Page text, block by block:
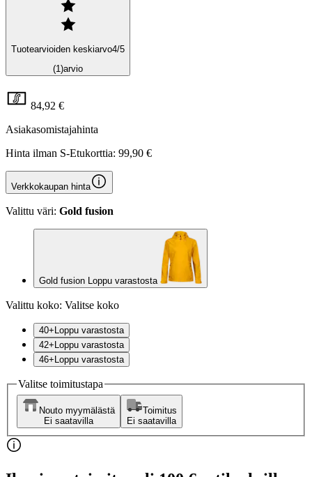
Tuotearvioiden keskiarvo4/5
(1)arvio
84,92 €
Asiakasomistajahinta
Hinta ilman S-Etukorttia: 99,90 €
Verkkokaupan hinta
Valittu väri: Gold fusion
Gold fusion Loppu varastosta
Valittu koko: Valitse koko
40+ Loppu varastosta
42+ Loppu varastosta
46+ Loppu varastosta
Valitse toimitustapa
Nouto myymälästä
Ei saatavilla
Toimitus
Ei saatavilla